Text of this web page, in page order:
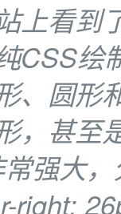
上看到
CSS绘
、圆形
，甚至
强大
right: